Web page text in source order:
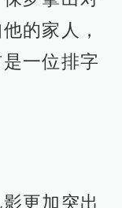
最经典的
匕首向敌
士兵没有
罗拿出对